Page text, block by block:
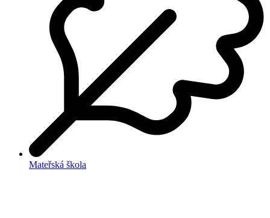
Mateřská škola